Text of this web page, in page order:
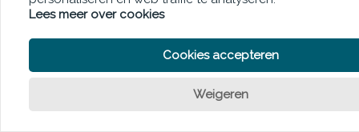
Lees meer over cookies
Cookies accepteren
Weigeren